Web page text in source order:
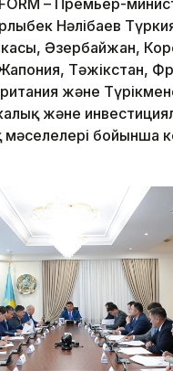
Нәлібаев
Әзербайжан,
Тәжікстан,
және
және
бойынша